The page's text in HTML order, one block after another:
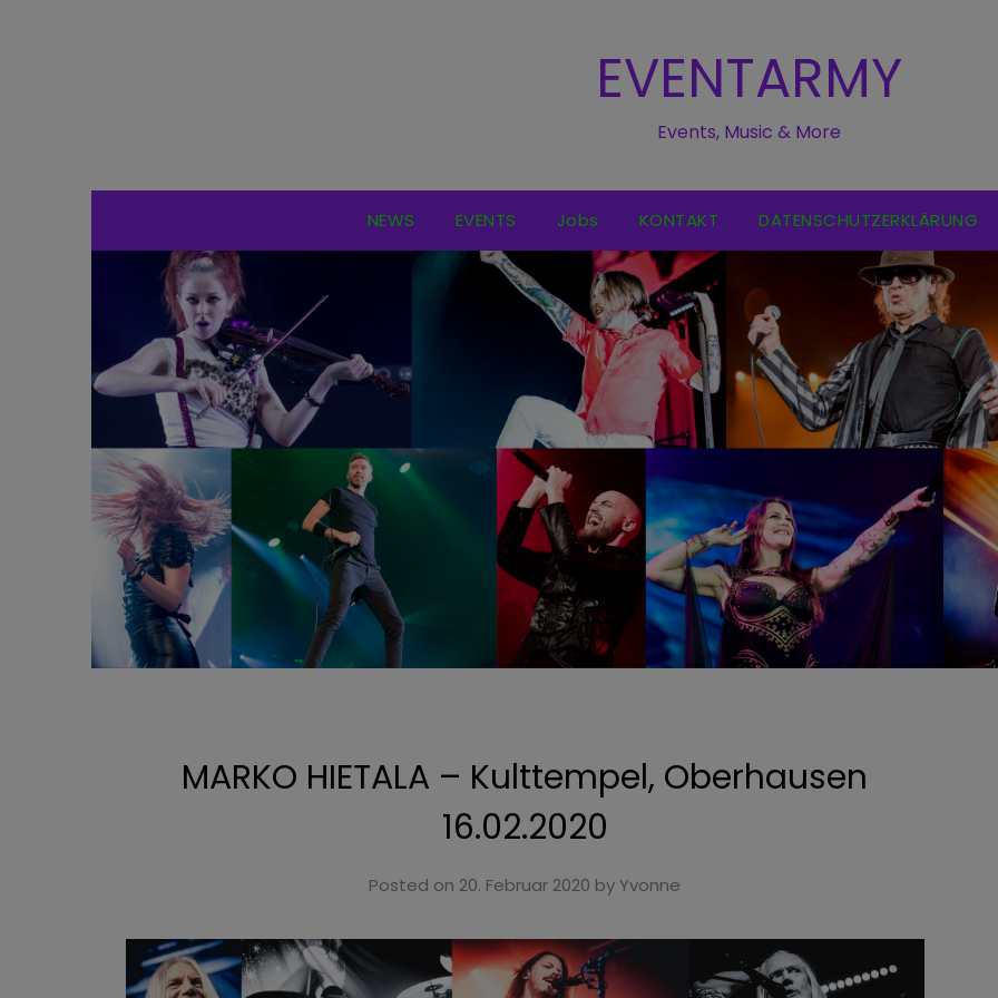
EVENTARMY
Events, Music & More
NEWS EVENTS Jobs KONTAKT DATENSCHUTZERKLÄRUNG
MARKO HIETALA – Kulttempel, Oberhausen
16.02.2020
Posted on 20. Februar 2020 byYvonne